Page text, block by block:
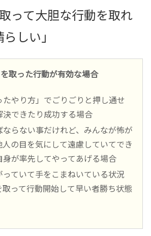
って大胆な行動を取れ
しい」
取った行動が有効な場合
たやり方」でごりごりと押し通せ
決できたり成功する場合
らない事だけれど、みんなが怖が
人の目を気にして遠慮していてでき
身が率先してやってあげる場合
ていて手をこまねいている状況
取って行動開始して早い者勝ち状態